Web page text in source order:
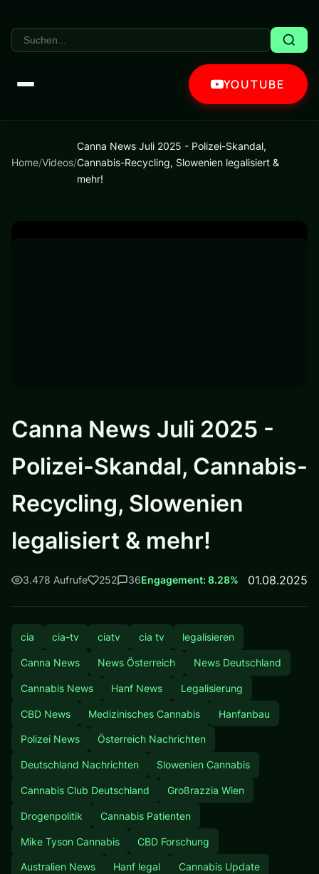
YOUTUBE
Home/Videos/
Canna News Juli 2025 - Polizei-Skandal,
Cannabis-Recycling, Slowenien legalisiert &
mehr!
Canna News Juli 2025 -
Polizei-Skandal, Cannabis-
Recycling, Slowenien
legalisiert & mehr!
3.478 Aufrufe 252 36Engagement: 8.28% 01.08.2025
cia cia-tv ciatv cia tv legalisieren
Canna News News Österreich News Deutschland
Cannabis News Hanf News Legalisierung
CBD News Medizinisches Cannabis Hanfanbau
Polizei News Österreich Nachrichten
Deutschland Nachrichten Slowenien Cannabis
Cannabis Club Deutschland Großrazzia Wien
Drogenpolitik Cannabis Patienten
Mike Tyson Cannabis CBD Forschung
Australien News Hanf legal Cannabis Update